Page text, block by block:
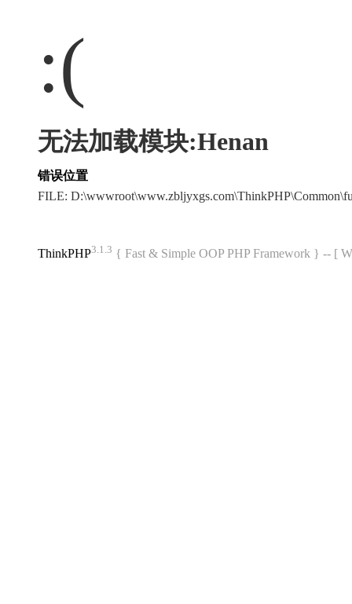
:(
无法加载模块:Henan
错误位置
FILE:
ThinkPHP3.1.3 { Fast & Simple OOP PHP Framework } -- [